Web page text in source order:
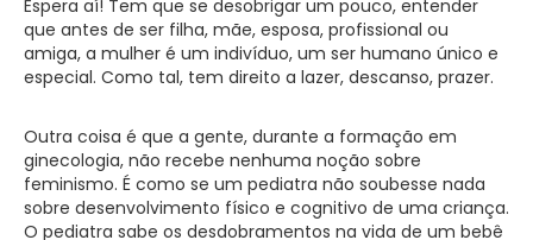
Espera aí! Tem que se desobrigar um pouco, entender
que antes de ser filha, mãe, esposa, profissional ou
amiga, a mulher é um indivíduo, um ser humano único e
especial. Como tal, tem direito a lazer, descanso, prazer.
Outra coisa é que a gente, durante a formação em
ginecologia, não recebe nenhuma noção sobre
feminismo. É como se um pediatra não soubesse nada
sobre desenvolvimento físico e cognitivo de uma criança.
O pediatra sabe os desdobramentos na vida de um bebê